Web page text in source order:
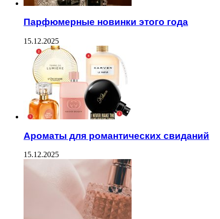
Парфюмерные новинки этого года
15.12.2025
Ароматы для романтических свиданий
15.12.2025